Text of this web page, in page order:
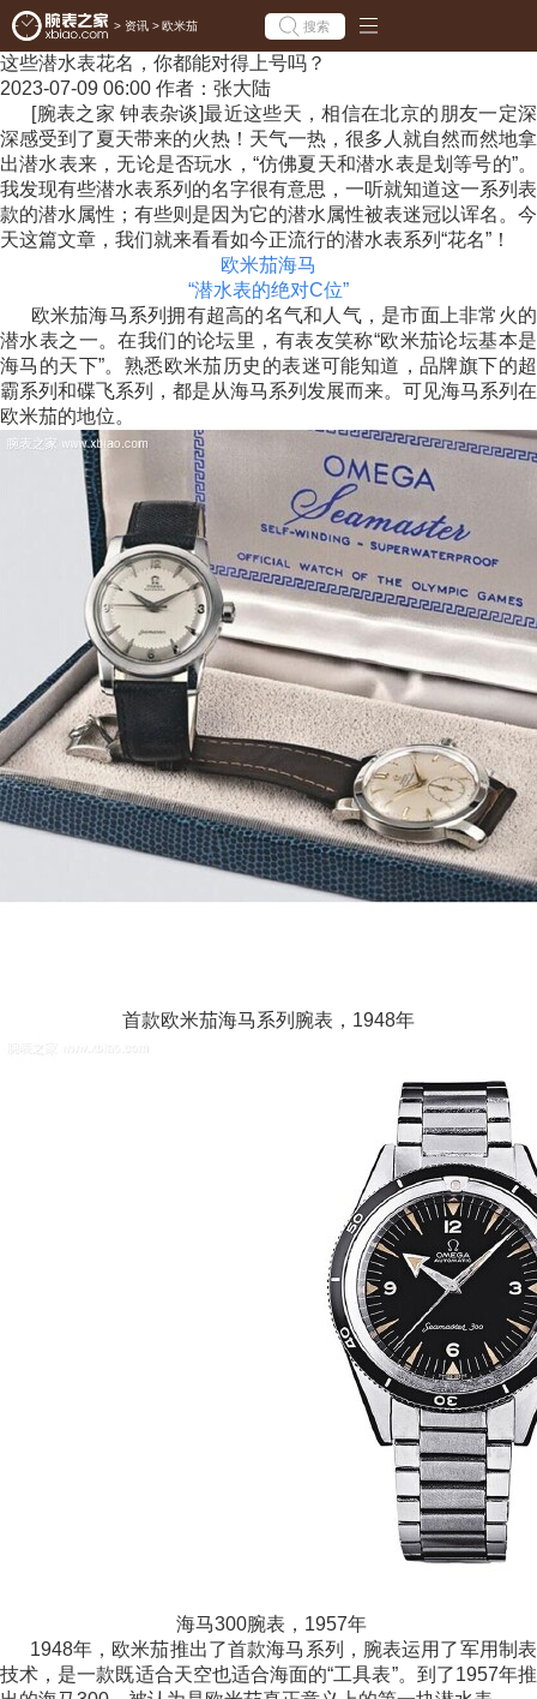
> 资讯 > 欧米茄 搜索
这些潜水表花名，你都能对得上号吗？
2023-07-09 06:00 作者：张大陆
[腕表之家 钟表杂谈]最近这些天，相信在北京的朋友一定深
深感受到了夏天带来的火热！天气一热，很多人就自然而然地拿
出潜水表来，无论是否玩水，“仿佛夏天和潜水表是划等号的”。
我发现有些潜水表系列的名字很有意思，一听就知道这一系列表
款的潜水属性；有些则是因为它的潜水属性被表迷冠以诨名。今
天这篇文章，我们就来看看如今正流行的潜水表系列“花名”！
欧米茄海马
“潜水表的绝对C位”
欧米茄海马系列拥有超高的名气和人气，是市面上非常火的
潜水表之一。在我们的论坛里，有表友笑称“欧米茄论坛基本是
海马的天下”。熟悉欧米茄历史的表迷可能知道，品牌旗下的超
霸系列和碟飞系列，都是从海马系列发展而来。可见海马系列在
欧米茄的地位。
首款欧米茄海马系列腕表，1948年
海马300腕表，1957年
1948年，欧米茄推出了首款海马系列，腕表运用了军用制表
技术，是一款既适合天空也适合海面的“工具表”。到了1957年推